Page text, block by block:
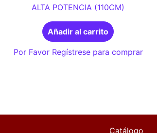
ALTA POTENCIA (110CM)
Añadir al carrito
Por Favor Regístrese para comprar
Catálogo